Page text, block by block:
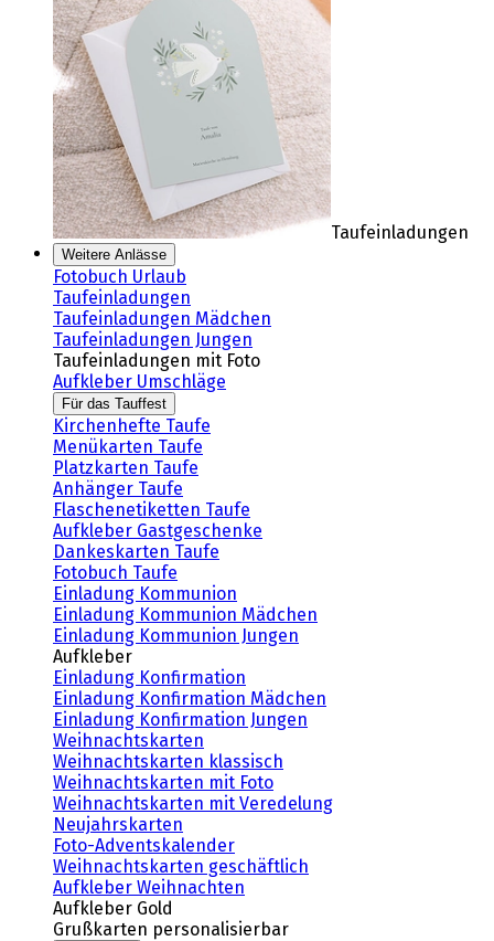
Taufeinladungen
Weitere Anlässe
Fotobuch Urlaub
Taufeinladungen
Taufeinladungen Mädchen
Taufeinladungen Jungen
Taufeinladungen mit Foto
Aufkleber Umschläge
Für das Tauffest
Kirchenhefte Taufe
Menükarten Taufe
Platzkarten Taufe
Anhänger Taufe
Flaschenetiketten Taufe
Aufkleber Gastgeschenke
Dankeskarten Taufe
Fotobuch Taufe
Einladung Kommunion
Einladung Kommunion Mädchen
Einladung Kommunion Jungen
Aufkleber
Einladung Konfirmation
Einladung Konfirmation Mädchen
Einladung Konfirmation Jungen
Weihnachtskarten
Weihnachtskarten klassisch
Weihnachtskarten mit Foto
Weihnachtskarten mit Veredelung
Neujahrskarten
Foto-Adventskalender
Weihnachtskarten geschäftlich
Aufkleber Weihnachten
Aufkleber Gold
Grußkarten personalisierbar